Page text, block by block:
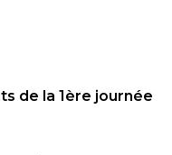
de la 1ère journée